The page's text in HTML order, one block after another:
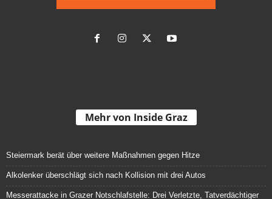
Mehr von Inside Graz
Steiermark berät über weitere Maßnahmen gegen Hitze
Alkolenker überschlägt sich nach Kollision mit drei Autos
Messerattacke in Grazer Notschlafstelle: Drei Verletzte, Tatverdächtiger